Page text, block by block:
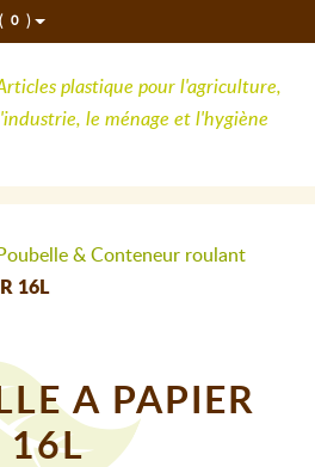
0 )
plastique pour l'agriculture,
le ménage et l'hygiène
Poubelle & Conteneur roulant
16L
A PAPIER
16L